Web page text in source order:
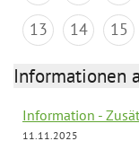
13
14 15
Informationen
Information -
11.11.2025